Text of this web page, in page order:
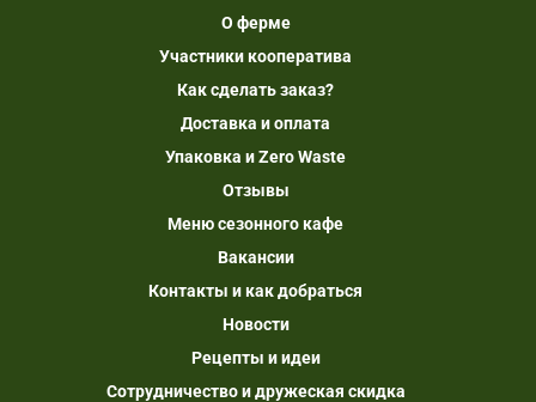
О ферме
Участники кооператива
Как сделать заказ?
Доставка и оплата
Упаковка и Zero Waste
Отзывы
Меню сезонного кафе
Вакансии
Контакты и как добраться
Новости
Рецепты и идеи
Сотрудничество и дружеская скидка